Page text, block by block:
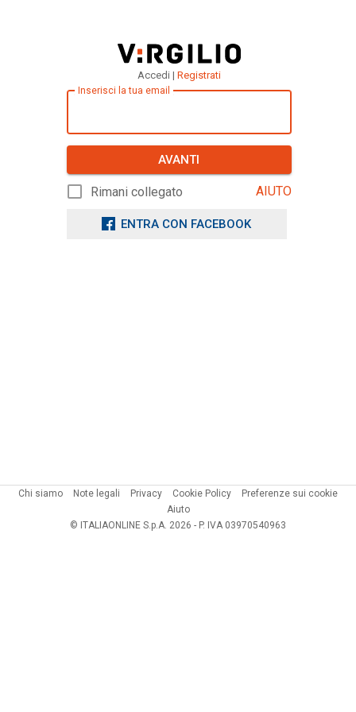
Accedi | Registrati
Inserisci la tua email
AVANTI
Rimani collegato AIUTO
ENTRA CON FACEBOOK
Chi siamo Note legali Privacy Cookie Policy
Preferenze sui cookie
Aiuto
© ITALIAONLINE S.p.A. 2026 - P. IVA 03970540963